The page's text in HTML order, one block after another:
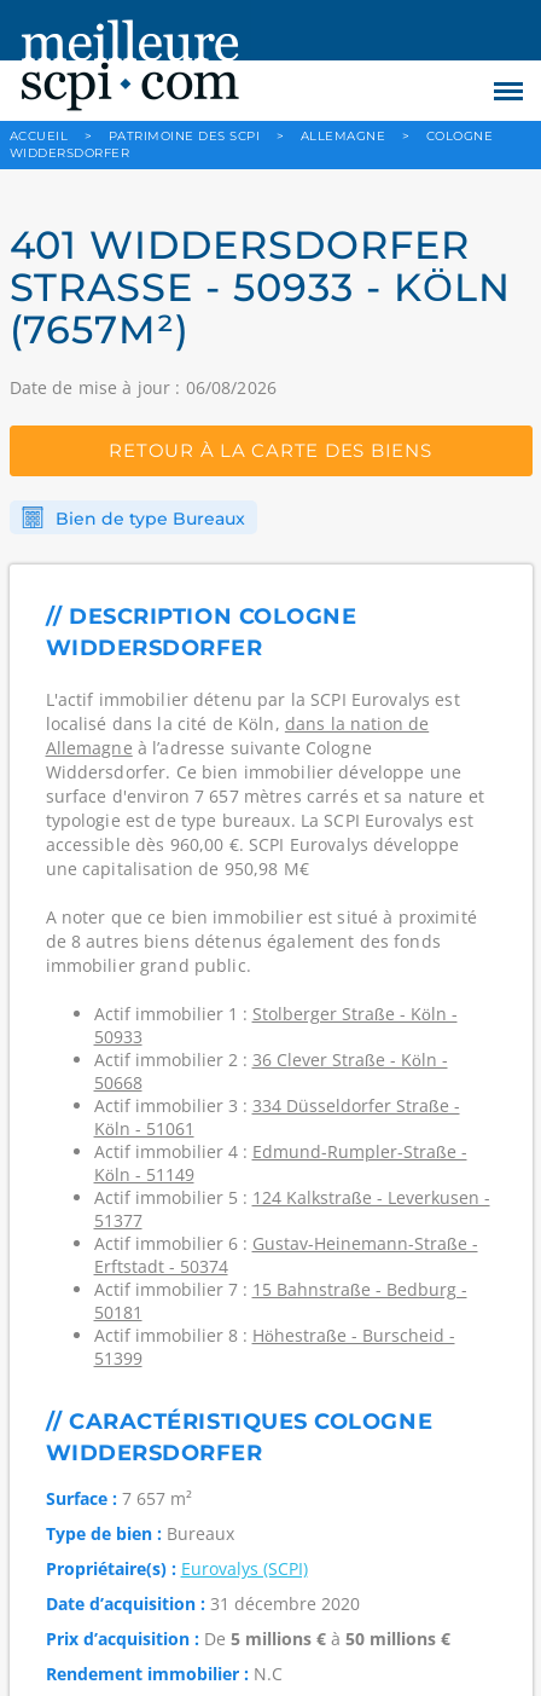
ACCUEIL > PATRIMOINE DES SCPI > ALLEMAGNE >
COLOGNE
WIDDERSDORFER
401 WIDDERSDORFER
STRASSE - 50933 - KÖLN
(7657M²)
Date de mise à jour : 06/08/2026
RETOUR À LA CARTE DES BIENS
Bien de type Bureaux
// DESCRIPTION COLOGNE
WIDDERSDORFER
L'actif immobilier détenu par la SCPI Eurovalys est
localisé dans la cité de Köln, dans la nation de
Allemagne à l’adresse suivante Cologne
Widdersdorfer. Ce bien immobilier développe une
surface d'environ 7 657 mètres carrés et sa nature et
typologie est de type bureaux. La SCPI Eurovalys est
accessible dès 960,00 €. SCPI Eurovalys développe
une capitalisation de 950,98 M€
A noter que ce bien immobilier est situé à proximité
de 8 autres biens détenus également des fonds
immobilier grand public.
Actif immobilier 1 : Stolberger Straße - Köln -
50933
Actif immobilier 2 : 36 Clever Straße - Köln -
50668
Actif immobilier 3 : 334 Düsseldorfer Straße -
Köln - 51061
Actif immobilier 4 : Edmund-Rumpler-Straße -
Köln - 51149
Actif immobilier 5 : 124 Kalkstraße - Leverkusen -
51377
Actif immobilier 6 : Gustav-Heinemann-Straße -
Erftstadt - 50374
Actif immobilier 7 : 15 Bahnstraße - Bedburg -
50181
Actif immobilier 8 : Höhestraße - Burscheid -
51399
// CARACTÉRISTIQUES COLOGNE
WIDDERSDORFER
Surface :7 657 m²
Type de bien :Bureaux
Propriétaire(s) : Eurovalys (SCPI)
Date d’acquisition :31 décembre 2020
Prix d’acquisition :De 5 millions €à 50 millions €
Rendement immobilier :N.C